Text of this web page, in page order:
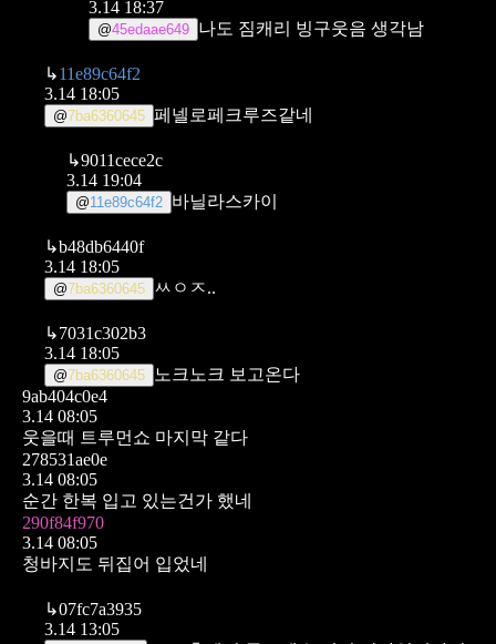
3.14 18:37
@45edaae649 나도 짐캐리 빙구웃음 생각남
↳11e89c64f2
3.14 18:05
@7ba6360645 페넬로페크루즈같네
↳9011cece2c
3.14 19:04
@11e89c64f2 바닐라스카이
↳b48db6440f
3.14 18:05
@7ba6360645 ㅆㅇㅈ..
↳7031c302b3
3.14 18:05
@7ba6360645
노크노크 보고온다
9ab404c0e4
3.14 08:05
웃을때 트루먼쇼 마지막 같다
278531ae0e
3.14 08:05
순간 한복 입고 있는건가 했네
290f84f970
3.14 08:05
청바지도 뒤집어 입었네
↳07fc7a3935
3.14 13:05